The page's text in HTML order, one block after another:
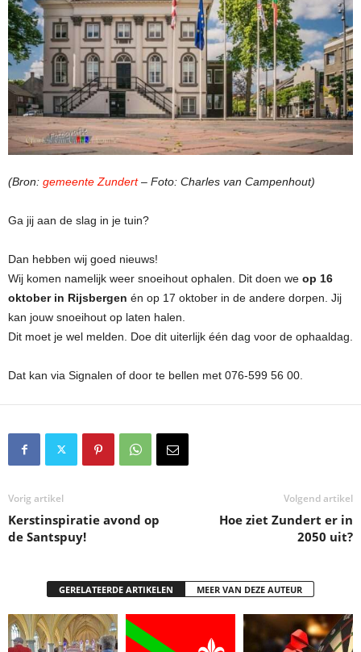
(Bron: gemeente Zundert – Foto: Charles van Campenhout)
Ga jij aan de slag in je tuin?
Dan hebben wij goed nieuws!
Wij komen namelijk weer snoeihout ophalen. Dit doen we op 16
oktober in Rijsbergen én op 17 oktober in de andere dorpen. Jij
kan jouw snoeihout op laten halen.
Dit moet je wel melden. Doe dit uiterlijk één dag voor de ophaaldag.
Dat kan via Signalen of door te bellen met 076-599 56 00.
Vorig artikel
Kerstinspiratie avond op
de Santspuy!
Volgend artikel
Hoe ziet Zundert er in
2050 uit?
GERELATEERDE ARTIKELEN MEER VAN DEZE AUTEUR